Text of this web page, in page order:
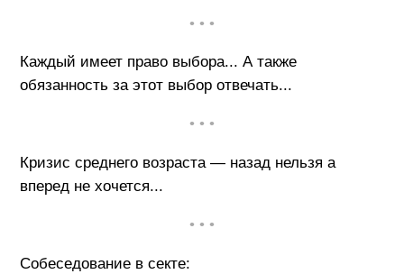
• • •
Каждый имеет право выбора... А также
обязанность за этот выбор отвечать...
• • •
Кризис среднего возраста — назад нельзя а
вперед не хочется...
• • •
Собеседование в секте: